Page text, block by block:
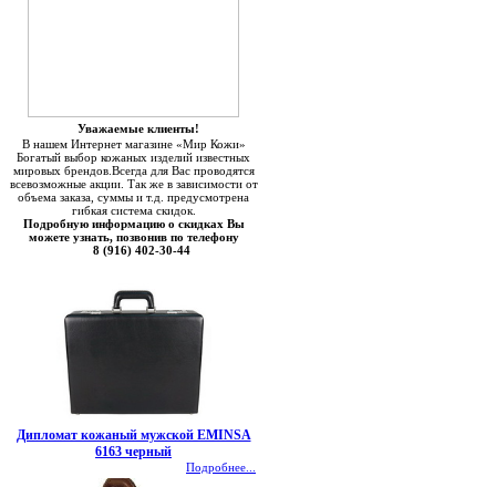
Уважаемые клиенты!
В нашем Интернет магазине «Мир Кожи»
Богатый выбор кожаных изделий известных
мировых брендов.Всегда для Вас проводятся
всевозможные акции. Так же в зависимости от
объема заказа, суммы и т.д. предусмотрена
гибкая система скидок.
Подробную информацию о скидках Вы
можете узнать, позвонив по телефону
8 (916) 402-30-44
Дипломат кожаный мужской EMINSA
6163 черный
Подробнее...